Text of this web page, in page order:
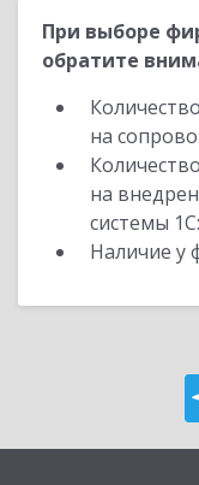
При выборе
обратите
на
на
системы
Наличие у